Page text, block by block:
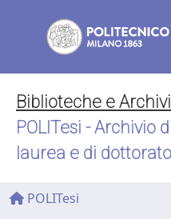
Biblioteche e Archivi
POLITesi - Archivio
laurea e di dottorato
POLITesi